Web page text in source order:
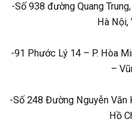
-Số 938 đường Quang
Hà Nội,
-91 Phước Lý 14 – P. Hòa
–
-Số 248 Đường Nguyễn Văn
Hồ